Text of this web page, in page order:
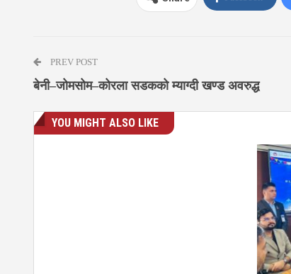
PREV POST
बेनी–जोमसोम–कोरला सडकको म्याग्दी खण्ड अवरुद्ध
YOU MIGHT ALSO LIKE